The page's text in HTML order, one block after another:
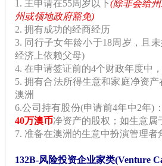
1. 主申请在55周岁以下(除非会给
州或领地政府豁免)
2. 拥有成功的经商经历
3. 同行子女年龄小于18周岁，且
经济上依赖父母)
4. 在申请签证前的4个财政年度中
5. 拥有合法所得生意和家庭净资产
澳洲
6.公司持有股份(申请前4年中2年)
40万澳币净资产的股权； 如生意属
7. 准备在澳洲的生意中扮演管理者
132B-风险投资企业家类(Venture